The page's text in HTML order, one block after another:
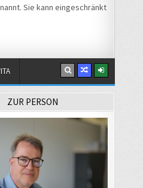
Sie kann eingeschränkt
ZUR PERSON